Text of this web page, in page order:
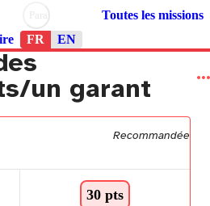
Toutes les missions
Paramètres d’accessibilité
FR EN
un garant
Recommandée
30 pts